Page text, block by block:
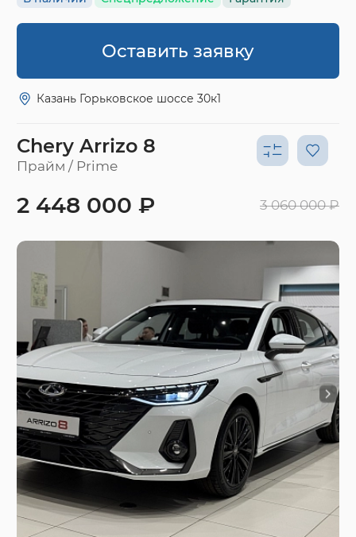
Оставить заявку
Казань Горьковское шоссе 30к1
Chery Arrizo 8
Прайм / Prime
2 448 000 ₽ 3 060 000 ₽